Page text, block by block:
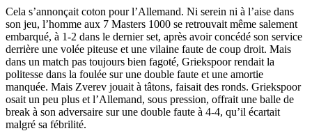
Cela s’annonçait coton pour l’Allemand. Ni serein ni à l’aise dans
son jeu, l’homme aux 7 Masters 1000 se retrouvait même salement
embarqué, à 1-2 dans le dernier set, après avoir concédé son service
derrière une volée piteuse et une vilaine faute de coup droit. Mais
dans un match pas toujours bien fagoté, Griekspoor rendait la
politesse dans la foulée sur une double faute et une amortie
manquée. Mais Zverev jouait à tâtons, faisait des ronds. Griekspoor
osait un peu plus et l’Allemand, sous pression, offrait une balle de
break à son adversaire sur une double faute à 4-4, qu’il écartait
malgré sa fébrilité.